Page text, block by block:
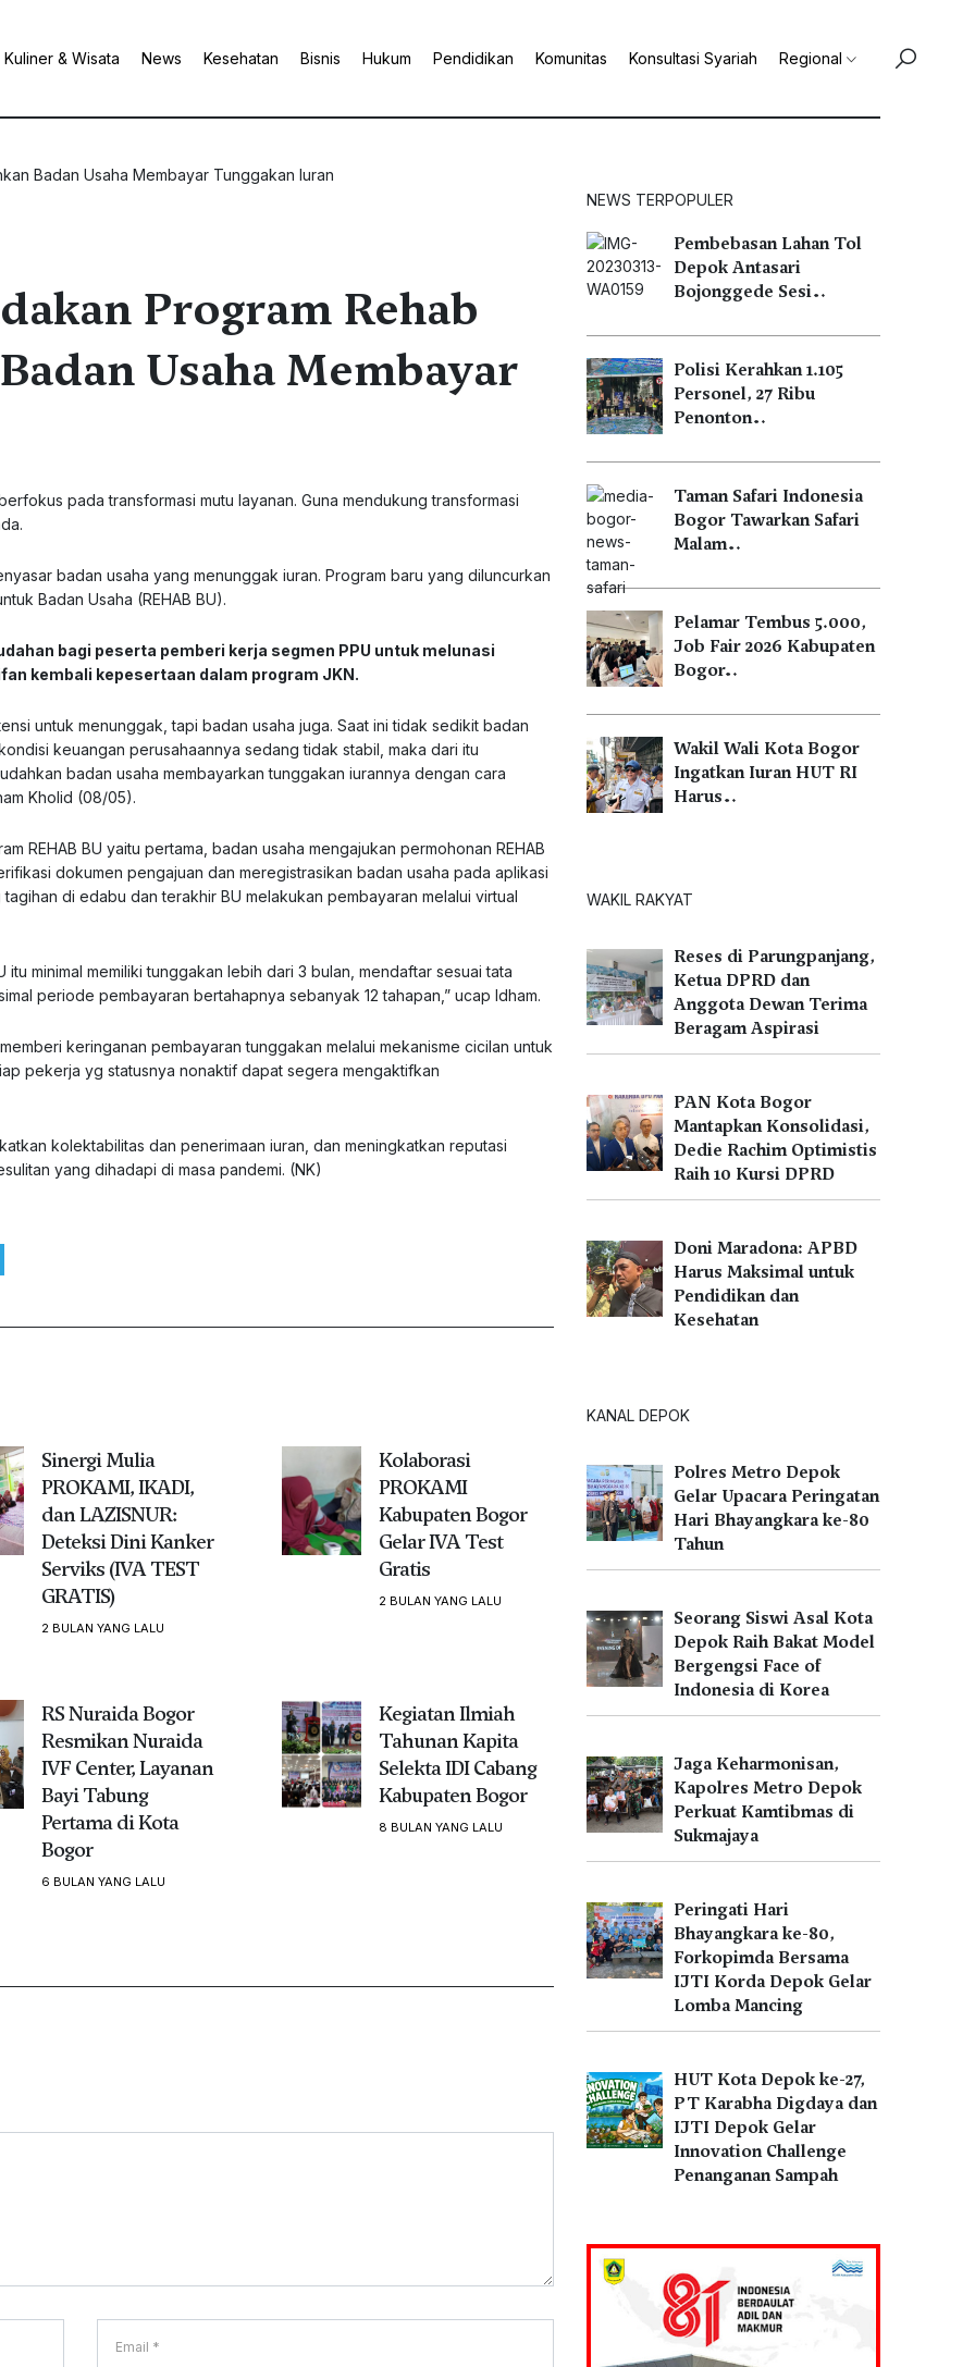
Kuliner & Wisata News Kesehatan Bisnis Hukum Pendidikan Komunitas Konsultasi Syariah Regional
Badan Usaha Membayar Tunggakan Iuran
Program Rehab
Usaha Membayar
pada transformasi mutu layanan. Guna mendukung transformasi
badan usaha yang menunggak iuran. Program baru yang diluncurkan
Badan Usaha (REHAB BU).
bagi peserta pemberi kerja segmen PPU untuk melunasi
kembali kepesertaan dalam program JKN.
untuk menunggak, tapi badan usaha juga. Saat ini tidak sedikit badan
keuangan perusahaannya sedang tidak stabil, maka dari itu
badan usaha membayarkan tunggakan iurannya dengan cara
Kholid (08/05).
REHAB BU yaitu pertama, badan usaha mengajukan permohonan REHAB
dokumen pengajuan dan meregistrasikan badan usaha pada aplikasi
di edabu dan terakhir BU melakukan pembayaran melalui virtual
itu minimal memiliki tunggakan lebih dari 3 bulan, mendaftar sesuai tata
periode pembayaran bertahapnya sebanyak 12 tahapan,” ucap Idham.
keringanan pembayaran tunggakan melalui mekanisme cicilan untuk
pekerja yg statusnya nonaktif dapat segera mengaktifkan
kolektabilitas dan penerimaan iuran, dan meningkatkan reputasi
yang dihadapi di masa pandemi. (NK)
Sinergi Mulia
PROKAMI, IKADI,
dan LAZISNUR:
Deteksi Dini Kanker
Serviks (IVA TEST
GRATIS)
2 BULAN YANG LALU
Kolaborasi
PROKAMI
Kabupaten Bogor
Gelar IVA Test
Gratis
2 BULAN YANG LALU
RS Nuraida Bogor
Resmikan Nuraida
IVF Center, Layanan
Bayi Tabung
Pertama di Kota
Bogor
6 BULAN YANG LALU
Kegiatan Ilmiah
Tahunan Kapita
Selekta IDI Cabang
Kabupaten Bogor
8 BULAN YANG LALU
NEWS TERPOPULER
Pembebasan Lahan Tol
Depok Antasari
Bojonggede Sesi…
Polisi Kerahkan 1.105
Personel, 27 Ribu
Penonton…
Taman Safari Indonesia
Bogor Tawarkan Safari
Malam…
Pelamar Tembus 5.000,
Job Fair 2026 Kabupaten
Bogor…
Wakil Wali Kota Bogor
Ingatkan Iuran HUT RI
Harus…
WAKIL RAKYAT
Reses di Parungpanjang,
Ketua DPRD dan
Anggota Dewan Terima
Beragam Aspirasi
PAN Kota Bogor
Mantapkan Konsolidasi,
Dedie Rachim Optimistis
Raih 10 Kursi DPRD
Doni Maradona: APBD
Harus Maksimal untuk
Pendidikan dan
Kesehatan
KANAL DEPOK
Polres Metro Depok
Gelar Upacara Peringatan
Hari Bhayangkara ke-80
Tahun
Seorang Siswi Asal Kota
Depok Raih Bakat Model
Bergengsi Face of
Indonesia di Korea
Jaga Keharmonisan,
Kapolres Metro Depok
Perkuat Kamtibmas di
Sukmajaya
Peringati Hari
Bhayangkara ke-80,
Forkopimda Bersama
IJTI Korda Depok Gelar
Lomba Mancing
HUT Kota Depok ke-27,
PT Karabha Digdaya dan
IJTI Depok Gelar
Innovation Challenge
Penanganan Sampah